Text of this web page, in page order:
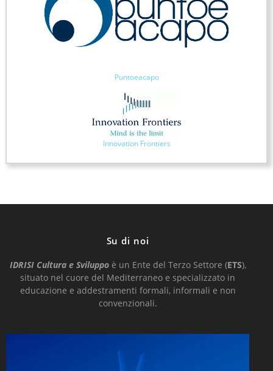
Puntoeacapo
Innovation Frontiers
Su di noi
IDRISI Cultura e Sviluppoè un Ente del Terzo Settore (ETS),
situato nel cuore del Mediterraneo e specializzato in
educazione e addestramenti formali, informali e non
convenzionali.